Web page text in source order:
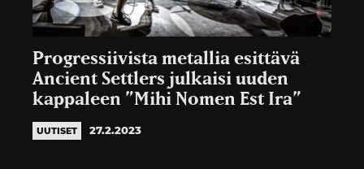
Progressiivista metallia esittävä
Ancient Settlers julkaisi uuden
kappaleen ”Mihi Nomen Est Ira”
UUTISET 27.2.2023